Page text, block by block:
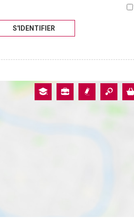
S'IDENTIFIER